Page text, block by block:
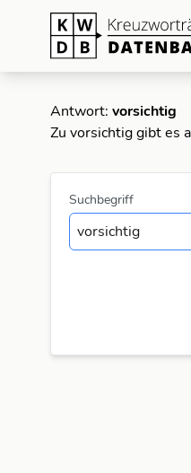
Antwort: vorsichtig
Zu vorsichtig gibt es
Suchbegriff